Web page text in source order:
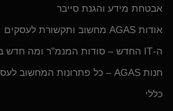
אבטחת מידע והגנת סייבר
אודות AGAS מחשוב ותקשורת לעסקים
ה-IT החדש – סודות המנמ"ר ומה חדש בתחום מחשוב לעסקים
חנות AGAS – כל פתרונות המחשוב לעסק
כללי